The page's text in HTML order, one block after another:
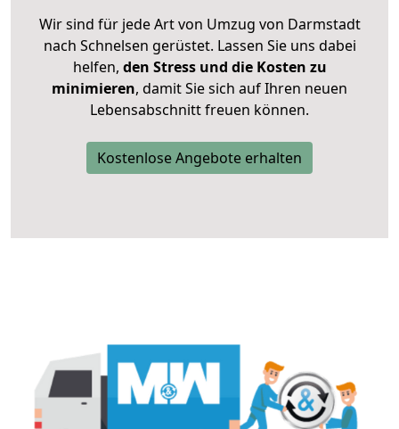
Wir sind für jede Art von Umzug von Darmstadt
nach Schnelsen gerüstet. Lassen Sie uns dabei
helfen, den Stress und die Kosten zu
minimieren, damit Sie sich auf Ihren neuen
Lebensabschnitt freuen können.
Kostenlose Angebote erhalten